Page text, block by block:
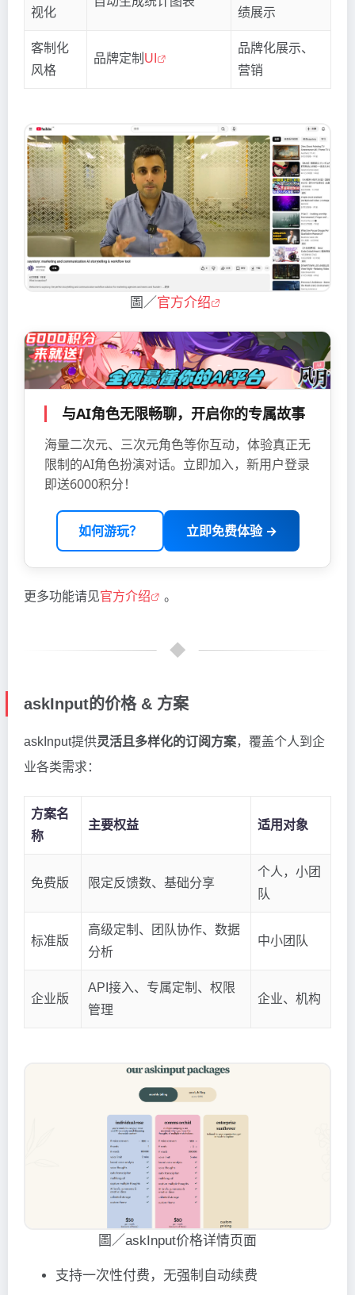
视化
绩展示
客制化
风格
品牌定制 UI
品牌化展示、
营销
圖／官方介绍
与AI角色无限畅聊，开启你的专属故事
海量二次元、三次元角色等你互动，体验真正无
限制的AI角色扮演对话。立即加入，新用户登录
即送6000积分！
如何游玩？ 立即免费体验 →
更多功能请见官方介绍 。
askInput的价格 & 方案
askInput提供灵活且多样化的订阅方案，覆盖个人到企
业各类需求：
方案名
称
主要权益 适用对象
免费版 限定反馈数、基础分享
个人，小团
队
标准版
高级定制、团队协作、数据
分析
中小团队
企业版
API接入、专属定制、权限
管理
企业、机构
圖／askInput价格详情页面
支持一次性付费，无强制自动续费